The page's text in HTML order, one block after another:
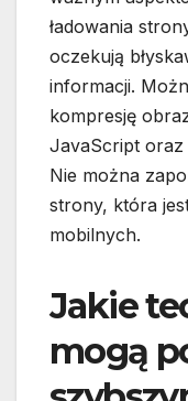
ładowania
oczekują
informacji.
kompresję
JavaScript oraz
Nie można
strony, która
mobilnych.
Jakie
mogą